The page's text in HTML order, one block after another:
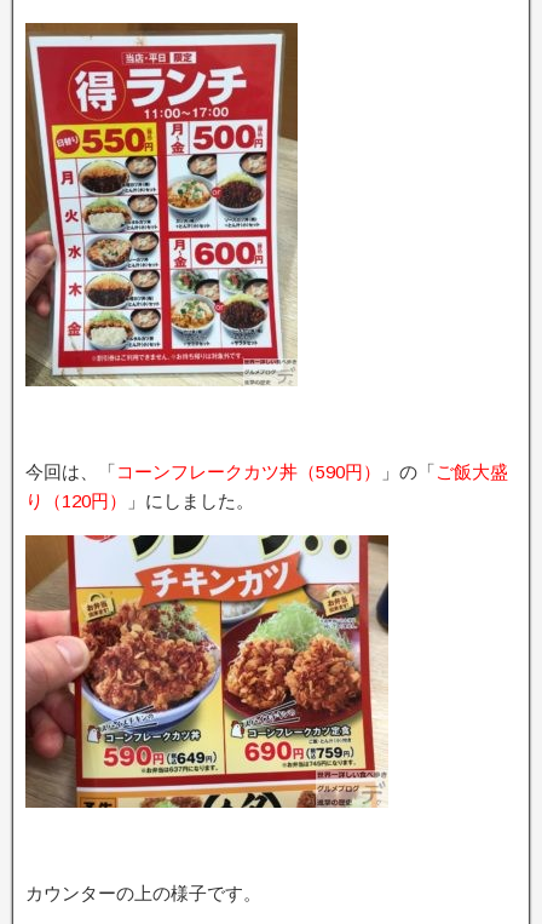
今回は、「コーンフレークカツ丼（590円） 」の「ご飯大盛
り（120円）
」にしました。
カウンターの上の様子です。